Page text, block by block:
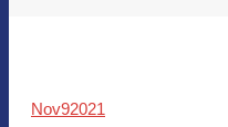
Nov92021